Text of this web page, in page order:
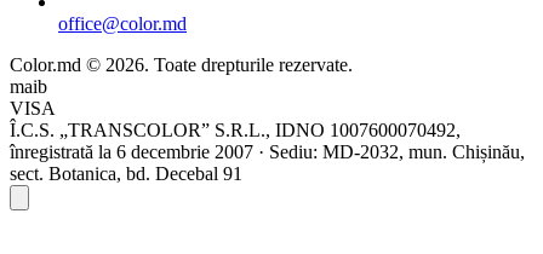
office@color.md
Color.md © 2026. Toate drepturile rezervate.
maib
VISA
Î.C.S. „TRANSCOLOR” S.R.L., IDNO 1007600070492,
înregistrată la 6 decembrie 2007 · Sediu: MD-2032, mun. Chișinău,
sect. Botanica, bd. Decebal 91